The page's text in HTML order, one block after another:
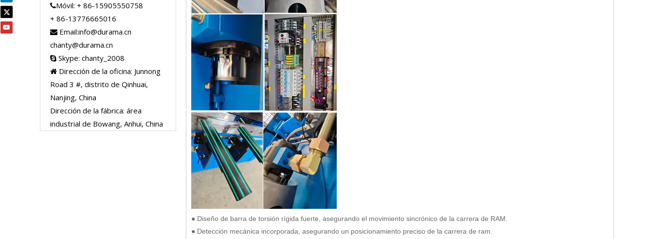
Móvil: + 86-15905550758
+ 86-13776665016
 Email:info@durama.cn
chanty@durama.cn
 Skype: chanty_2008
 Dirección de la oficina: Junnong
Road 3 #, distrito de Qinhuai,
Nanjing, China
Dirección de la fábrica: área
industrial de Bowang, Anhui, China
● Diseño de barra de torsión rígida fuerte, asegurando el movimiento sincrónico de la carrera de RAM.
● Detección mecánica incorporada, asegurando un posicionamiento preciso de la carrera de ram.